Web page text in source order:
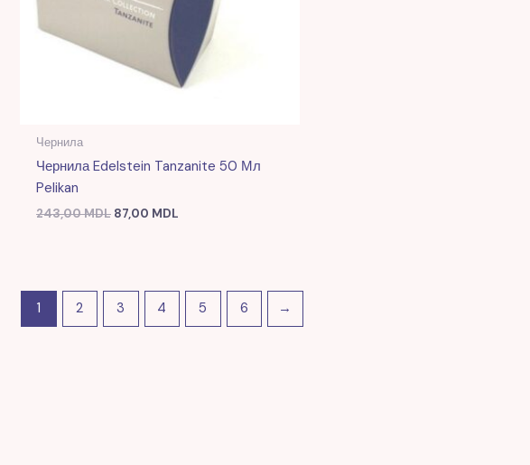
Чернила
Чернила Edelstein Tanzanite 50 Мл
Pelikan
243,00MDL 87,00 MDL
1 2 3 4 5 6 →